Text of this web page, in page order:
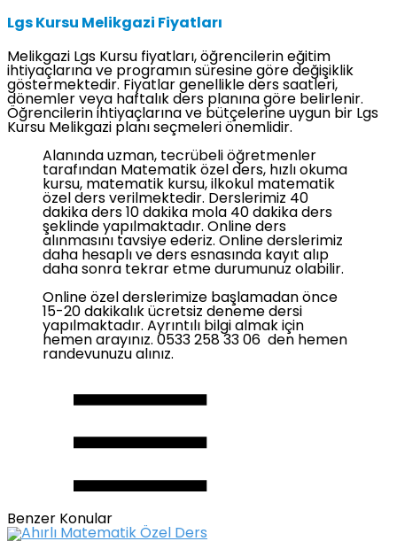
Lgs Kursu Melikgazi Fiyatları
Melikgazi Lgs Kursu fiyatları, öğrencilerin eğitim
ihtiyaçlarına ve programın süresine göre değişiklik
göstermektedir. Fiyatlar genellikle ders saatleri,
dönemler veya haftalık ders planına göre belirlenir.
Öğrencilerin ihtiyaçlarına ve bütçelerine uygun bir Lgs
Kursu Melikgazi planı seçmeleri önemlidir.
Alanında uzman, tecrübeli öğretmenler
tarafından Matematik özel ders, hızlı okuma
kursu, matematik kursu, ilkokul matematik
özel ders verilmektedir. Derslerimiz 40
dakika ders 10 dakika mola 40 dakika ders
şeklinde yapılmaktadır. Online ders
alınmasını tavsiye ederiz. Online derslerimiz
daha hesaplı ve ders esnasında kayıt alıp
daha sonra tekrar etme durumunuz olabilir.
Online özel derslerimize başlamadan önce
15-20 dakikalık ücretsiz deneme dersi
yapılmaktadır. Ayrıntılı bilgi almak için
hemen arayınız. 0533 258 33 06 den hemen
randevunuzu alınız.
Benzer Konular